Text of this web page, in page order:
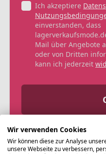
Ich akzeptiere
einverstanden, dass
Mail über Angebote
oder von Dritten
kann ich jederzeit
Wir verwenden Cookies
Wir können diese zur Analyse
unsere Webseite zu verbessern,